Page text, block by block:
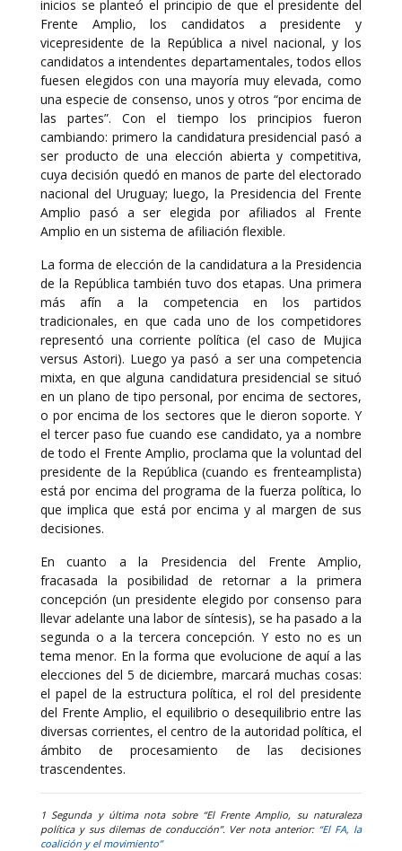
inicios se planteó el principio de que el presidente del
Frente Amplio, los candidatos a presidente y
vicepresidente de la República a nivel nacional, y los
candidatos a intendentes departamentales, todos ellos
fuesen elegidos con una mayoría muy elevada, como
una especie de consenso, unos y otros “por encima de
las partes”. Con el tiempo los principios fueron
cambiando: primero la candidatura presidencial pasó a
ser producto de una elección abierta y competitiva,
cuya decisión quedó en manos de parte del electorado
nacional del Uruguay; luego, la Presidencia del Frente
Amplio pasó a ser elegida por afiliados al Frente
Amplio en un sistema de afiliación flexible.
La forma de elección de la candidatura a la Presidencia
de la República también tuvo dos etapas. Una primera
más afín a la competencia en los partidos
tradicionales, en que cada uno de los competidores
representó una corriente política (el caso de Mujica
versus Astori). Luego ya pasó a ser una competencia
mixta, en que alguna candidatura presidencial se situó
en un plano de tipo personal, por encima de sectores,
o por encima de los sectores que le dieron soporte. Y
el tercer paso fue cuando ese candidato, ya a nombre
de todo el Frente Amplio, proclama que la voluntad del
presidente de la República (cuando es frenteamplista)
está por encima del programa de la fuerza política, lo
que implica que está por encima y al margen de sus
decisiones.
En cuanto a la Presidencia del Frente Amplio,
fracasada la posibilidad de retornar a la primera
concepción (un presidente elegido por consenso para
llevar adelante una labor de síntesis), se ha pasado a la
segunda o a la tercera concepción. Y esto no es un
tema menor. En la forma que evolucione de aquí a las
elecciones del 5 de diciembre, marcará muchas cosas:
el papel de la estructura política, el rol del presidente
del Frente Amplio, el equilibrio o desequilibrio entre las
diversas corrientes, el centro de la autoridad política, el
ámbito de procesamiento de las decisiones
trascendentes.
1 Segunda y última nota sobre “El Frente Amplio, su naturaleza
política y sus dilemas de conducción”. Ver nota anterior: “El FA, la
coalición y el movimiento”